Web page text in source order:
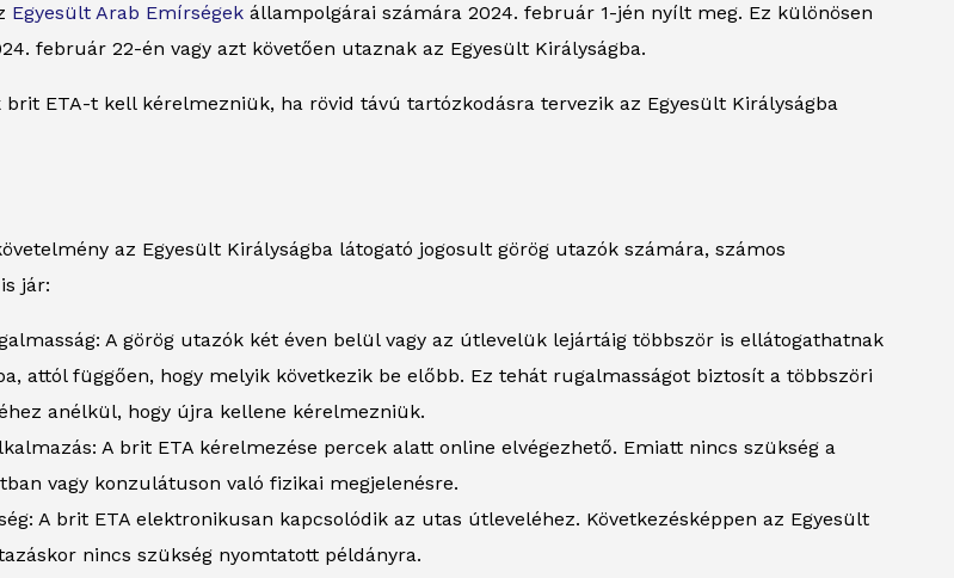
Egyesült Arab Emírségek állampolgárai számára 2024. február 1-jén nyílt meg. Ez különösen
február 22-én vagy azt követően utaznak az Egyesült Királyságba.
brit ETA-t kell kérelmezniük, ha rövid távú tartózkodásra tervezik az Egyesült Királyságba
az Egyesült Királyságba látogató jogosult görög utazók számára, számos
jár:
A görög utazók két éven belül vagy az útlevelük lejártáig többször is ellátogathatnak
attól függően, hogy melyik következik be előbb. Ez tehát rugalmasságot biztosít a többszöri
anélkül, hogy újra kellene kérelmezniük.
A brit ETA kérelmezése percek alatt online elvégezhető. Emiatt nincs szükség a
vagy konzulátuson való fizikai megjelenésre.
A brit ETA elektronikusan kapcsolódik az utas útleveléhez. Következésképpen az Egyesült
nincs szükség nyomtatott példányra.